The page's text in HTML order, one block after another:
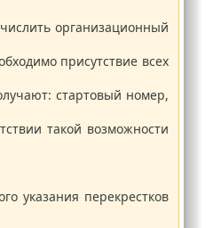
организационный
присутствие всех
стартовый номер,
такой возможности
указания перекрестков